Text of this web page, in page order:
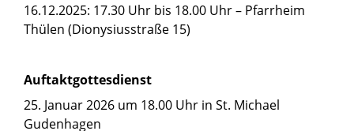
16.12.2025: 17.30 Uhr bis 18.00 Uhr – Pfarrheim
Thülen (Dionysiusstraße 15)
Auftaktgottesdienst
25. Januar 2026 um 18.00 Uhr in St. Michael
Gudenhagen